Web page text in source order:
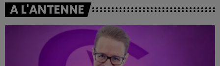
A L'ANTENNE